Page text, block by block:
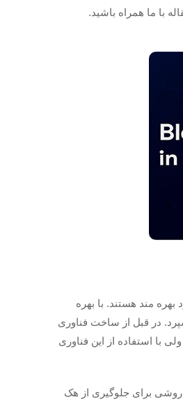
با ما همراه باشید.
مند هستند. با بهره
در قبل از ساخت فناوری
با استفاده از این فناوری
روشی برای جلوگیری از هک